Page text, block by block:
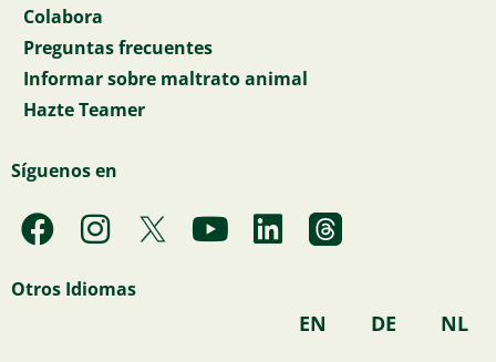
Colabora
Preguntas frecuentes
Informar sobre maltrato animal
Hazte Teamer
Síguenos en
F
a
c
I
n
s
Y
o
L
i
Otros Idiomas
EN DE NL